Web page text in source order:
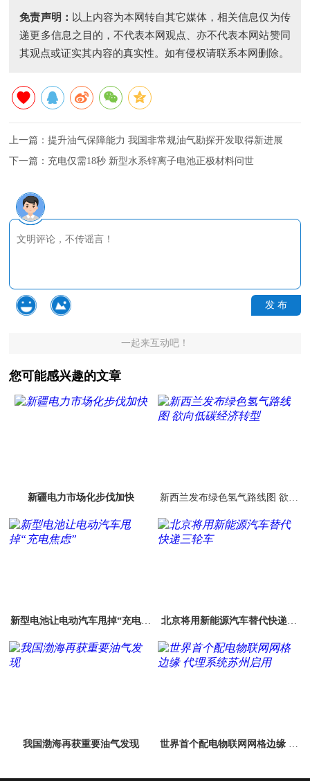
免责声明： 以上内容为本网转自其它媒体，相关信息仅为传
递更多信息之目的，不代表本网观点、亦不代表本网站赞同
其观点或证实其内容的真实性。如有侵权请联系本网删除。
上一篇：提升油气保障能力 我国非常规油气勘探开发取得新进展
下一篇： 充电仅需18秒 新型水系锌离子电池正极材料问世
发 布
一起来互动吧！
您可能感兴趣的文章
新疆电力市场化步伐加快
新西兰发布绿色氢气路线图 欲向
新型电池让电动汽车甩掉“充电焦
北京将用新能源汽车替代快递三
我国渤海再获重要油气发现
世界首个配电物联网网格边缘 代